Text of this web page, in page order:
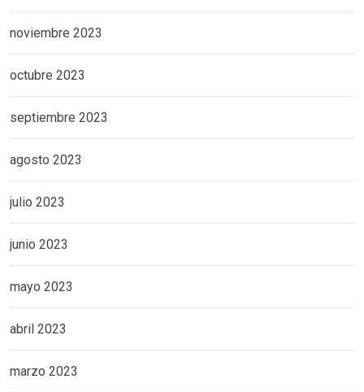
noviembre 2023
octubre 2023
septiembre 2023
agosto 2023
julio 2023
junio 2023
mayo 2023
abril 2023
marzo 2023